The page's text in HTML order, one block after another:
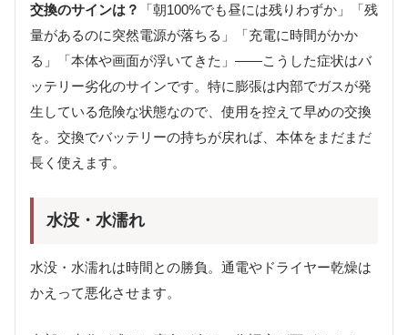
交換のサインは？
「朝100%でも昼には残りわずか」「残
量があるのに突然電源が落ちる」「充電に時間がかか
る」「本体や画面が浮いてきた」——こうした症状はバ
ッテリー劣化のサインです。特に膨張は内部でガスが発
生している危険な状態なので、使用を控えて早めの交換
を。交換でバッテリーの持ちが戻れば、本体をまだまだ
長く使えます。
水没・水濡れ
水没・水濡れは時間との勝負。通電やドライヤー乾燥は
かえって悪化させます。